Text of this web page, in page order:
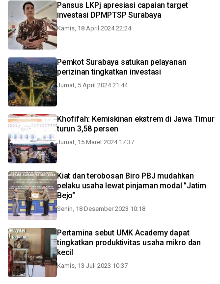
Pansus LKPj apresiasi capaian target
investasi DPMPTSP Surabaya
Kamis, 18 April 2024 22:24
Pemkot Surabaya satukan pelayanan
perizinan tingkatkan investasi
Jumat, 5 April 2024 21:44
Khofifah: Kemiskinan ekstrem di Jawa Timur
turun 3,58 persen
Jumat, 15 Maret 2024 17:37
Kiat dan terobosan Biro PBJ mudahkan
pelaku usaha lewat pinjaman modal "Jatim
Bejo"
Senin, 18 Desember 2023 10:18
Pertamina sebut UMK Academy dapat
tingkatkan produktivitas usaha mikro dan
kecil
Kamis, 13 Juli 2023 10:37